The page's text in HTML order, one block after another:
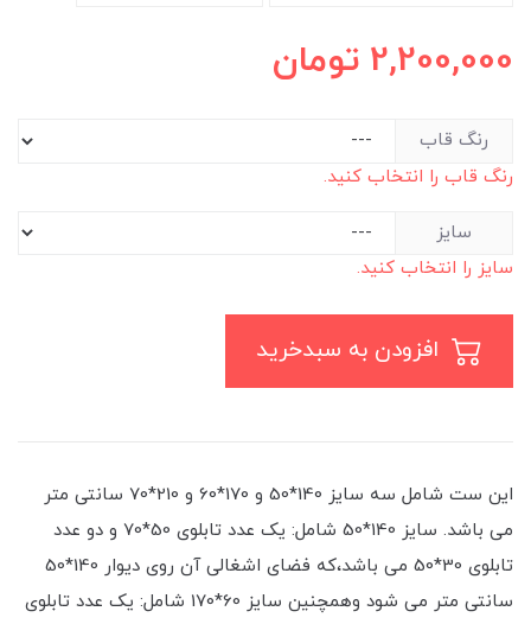
2,200,000 تومان
رنگ قاب
رنگ قاب را انتخاب کنید.
سایز
سایز را انتخاب کنید.
این ست شامل سه سایز 140*50 و 170*60 و 210*70 سانتی متر
می باشد. سایز 140*50 شامل: یک عدد تابلوی 50*70 و دو عدد
تابلوی 30*50 می باشد،که فضای اشغالی آن روی دیوار 140*50
سانتی متر می شود وهمچنین سایز 60*170 شامل: یک عدد تابلوی